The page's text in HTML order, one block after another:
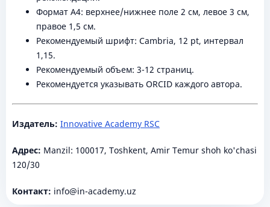
Формат A4: верхнее/нижнее поле 2 см, левое 3 см,
правое 1,5 см.
Рекомендуемый шрифт: Cambria, 12 pt, интервал
1,15.
Рекомендуемый объем: 3-12 страниц.
Рекомендуется указывать ORCID каждого автора.
Издатель: Innovative Academy RSC
Адрес: Manzil: 100017, Toshkent, Amir Temur shoh ko'chasi
120/30
Контакт: info@in-academy.uz